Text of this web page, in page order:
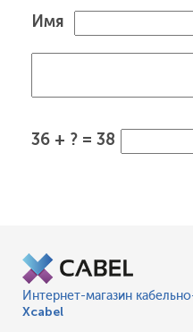
Имя
36 + ? = 38
Интернет-магазин
Xcabel